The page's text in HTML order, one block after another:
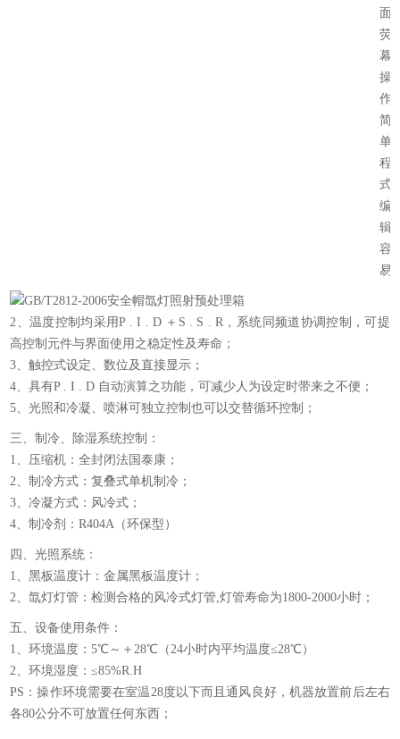
面
荧
幕
操
作
简
单
程
式
编
辑
容
易
2、温度控制均采用P . I . D ＋S . S . R，系统同频道协调控制，可提
高控制元件与界面使用之稳定性及寿命；
3、触控式设定、数位及直接显示；
4、具有P . I . D 自动演算之功能，可减少人为设定时带来之不便；
5、光照和冷凝、喷淋可独立控制也可以交替循环控制；
三、制冷、除湿系统控制：
1、压缩机：全封闭法国泰康；
2、制冷方式：复叠式单机制冷；
3、冷凝方式：风冷式；
4、制冷剂：R404A（环保型）
四、光照系统：
1、黑板温度计：金属黑板温度计；
2、氙灯灯管：检测合格的风冷式灯管,灯管寿命为1800-2000小时；
五、设备使用条件：
1、环境温度：5℃～＋28℃（24小时内平均温度≤28℃）
2、环境湿度：≤85%R.H
PS：操作环境需要在室温28度以下而且通风良好，机器放置前后左右
各80公分不可放置任何东西；